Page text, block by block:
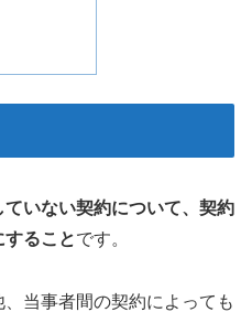
ていない契約について、契約
ることです。
当事者間の契約によっても